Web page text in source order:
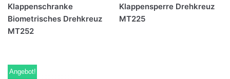
Klappenschranke
Biometrisches Drehkreuz
MT252
Klappensperre Drehkreuz
MT225
Angebot!